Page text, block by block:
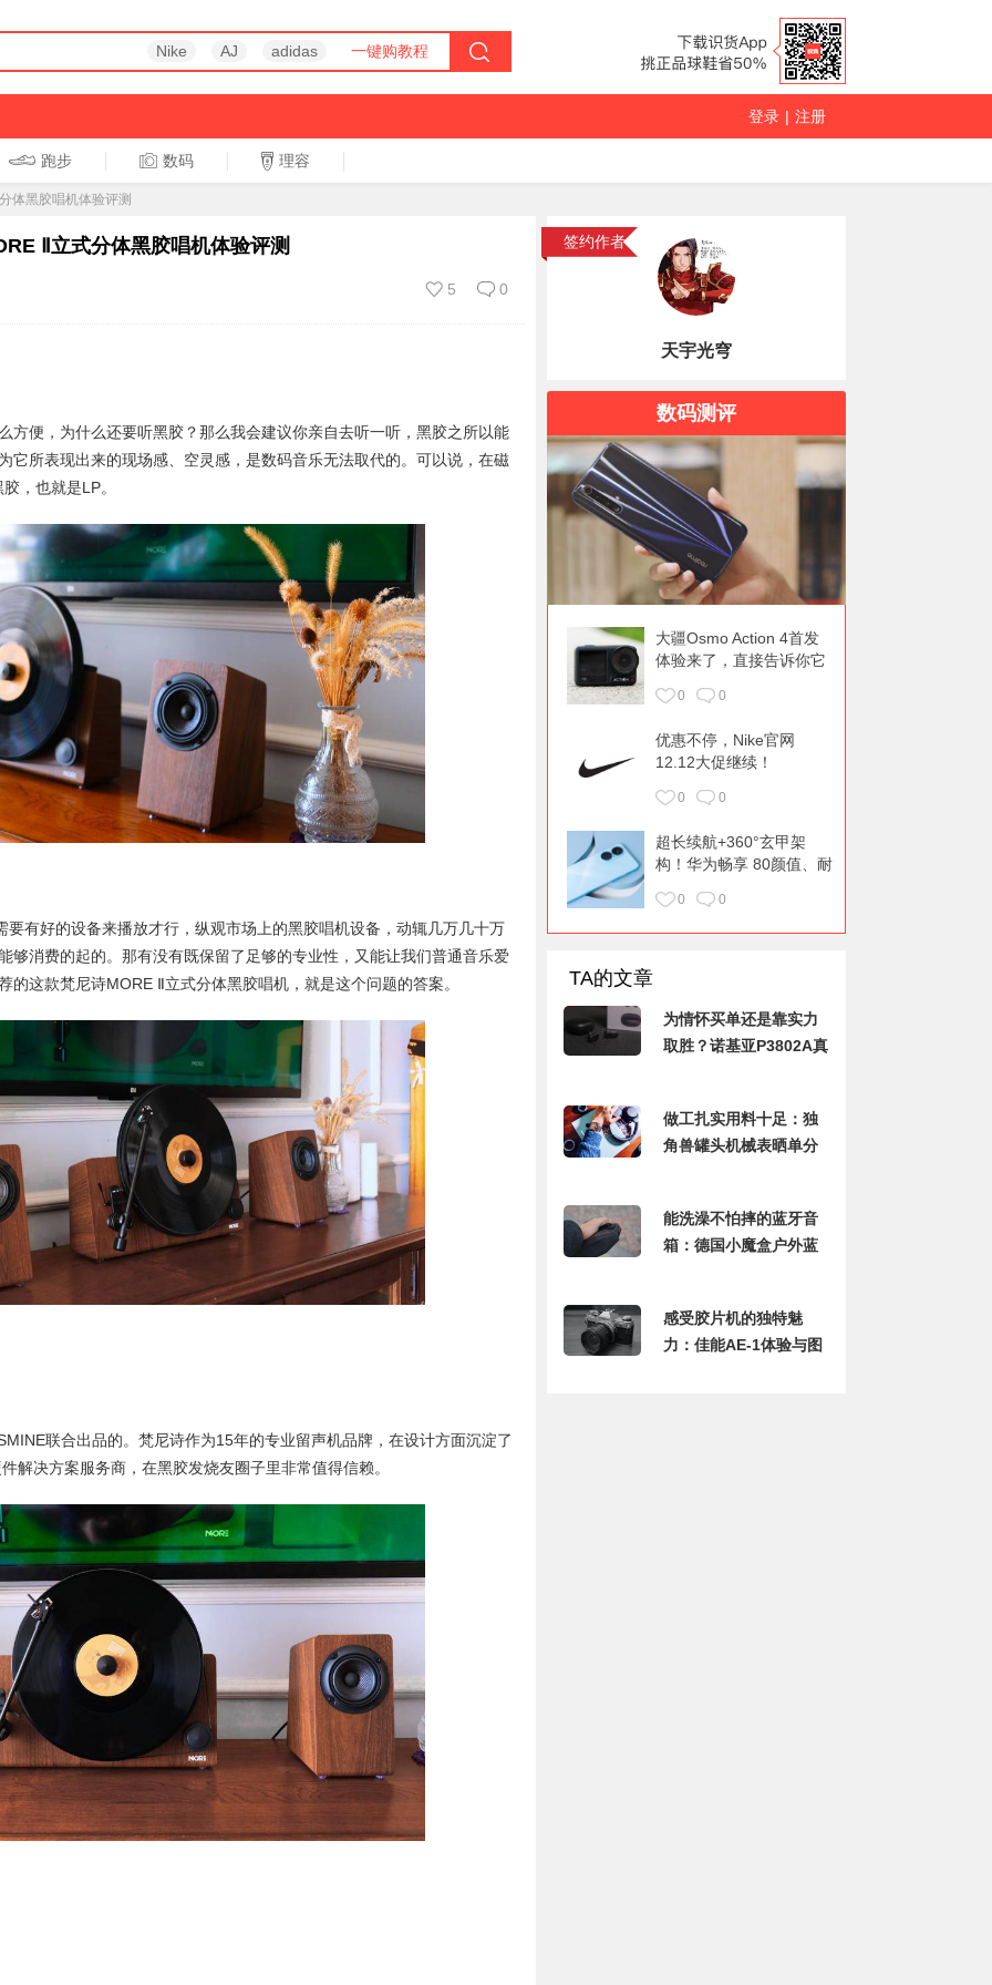
Nike AJ adidas 一键购教程
登录 | 注册
跑步 数码 理容
体黑胶唱机体验评测
Ⅱ立式分体黑胶唱机体验评测
5 0
方便，为什么还要听黑胶？那么我会建议你亲自去听一听，黑胶之所以能
它所表现出来的现场感、空灵感，是数码音乐无法取代的。可以说，在磁
，也就是LP。
要有好的设备来播放才行，纵观市场上的黑胶唱机设备，动辄几万几十万
够消费的起的。那有没有既保留了足够的专业性，又能让我们普通音乐爱
这款梵尼诗MORE Ⅱ立式分体黑胶唱机，就是这个问题的答案。
联合出品的。梵尼诗作为15年的专业留声机品牌，在设计方面沉淀了
解决方案服务商，在黑胶发烧友圈子里非常值得信赖。
签约作者
天宇光穹
数码测评
大疆Osmo Action 4首发
体验来了，直接告诉你它
0 0
优惠不停，Nike官网
12.12大促继续！
0 0
超长续航+360°玄甲架
构！华为畅享 80颜值、耐
0 0
TA的文章
为情怀买单还是靠实力
取胜？诺基亚P3802A真
做工扎实用料十足：独
角兽罐头机械表晒单分
能洗澡不怕摔的蓝牙音
箱：德国小魔盒户外蓝
感受胶片机的独特魅
力：佳能AE-1体验与图